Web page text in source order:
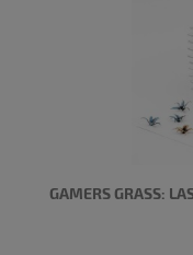
GAMERS GRASS: